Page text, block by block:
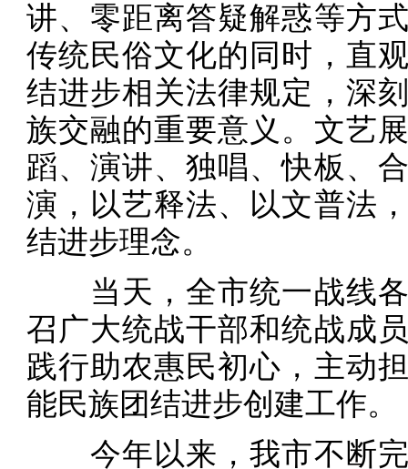
讲、零距离答疑解惑等方
传统民俗文化的同时，直
结进步相关法律规定，深
族交融的重要意义。文艺
蹈、演讲、独唱、快板、
演，以艺释法、以文普法
结进步理念。
当天，全市统一战线各
召广大统战干部和统战成
践行助农惠民初心，主动
能民族团结进步创建工作。
今年以来，我市不断完